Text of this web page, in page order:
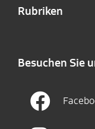
Rubriken
Besuchen Sie